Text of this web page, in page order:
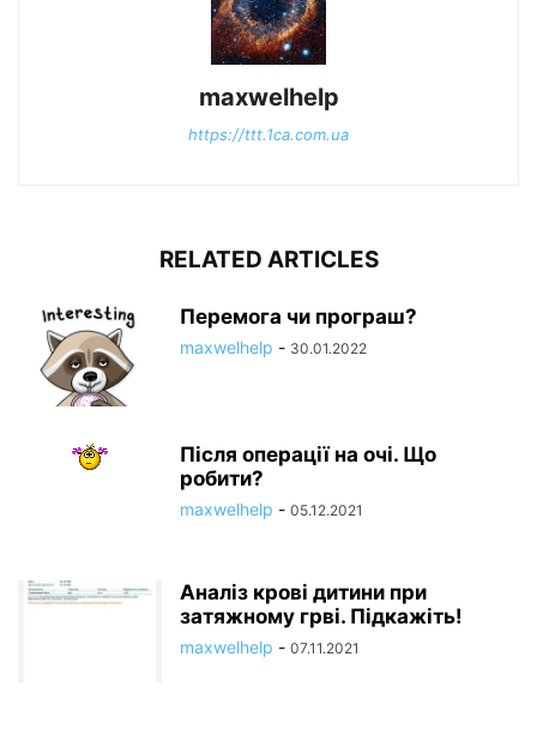
maxwelhelp
https://ttt.1ca.com.ua
RELATED ARTICLES
Перемога чи програш?
maxwelhelp - 30.01.2022
Після операції на очі. Що
робити?
maxwelhelp - 05.12.2021
Аналіз крові дитини при
затяжному грві. Підкажіть!
maxwelhelp - 07.11.2021